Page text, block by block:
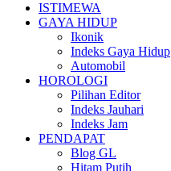
ISTIMEWA
GAYA HIDUP
Ikonik
Indeks Gaya Hidup
Automobil
HOROLOGI
Pilihan Editor
Indeks Jauhari
Indeks Jam
PENDAPAT
Blog GL
Hitam Putih